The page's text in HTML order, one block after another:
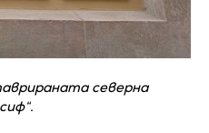
северна